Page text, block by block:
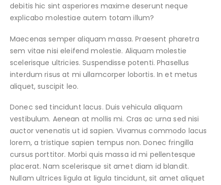
debitis hic sint asperiores maxime deserunt neque
explicabo molestiae autem totam illum?
Maecenas semper aliquam massa. Praesent pharetra
sem vitae nisi eleifend molestie. Aliquam molestie
scelerisque ultricies. Suspendisse potenti. Phasellus
interdum risus at mi ullamcorper lobortis. In et metus
aliquet, suscipit leo.
Donec sed tincidunt lacus. Duis vehicula aliquam
vestibulum. Aenean at mollis mi. Cras ac urna sed nisi
auctor venenatis ut id sapien. Vivamus commodo lacus
lorem, a tristique sapien tempus non. Donec fringilla
cursus porttitor. Morbi quis massa id mi pellentesque
placerat. Nam scelerisque sit amet diam id blandit.
Nullam ultrices ligula at ligula tincidunt, sit amet aliquet